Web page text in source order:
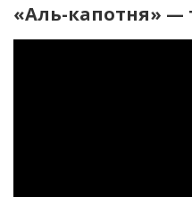
«Аль-капотня» —